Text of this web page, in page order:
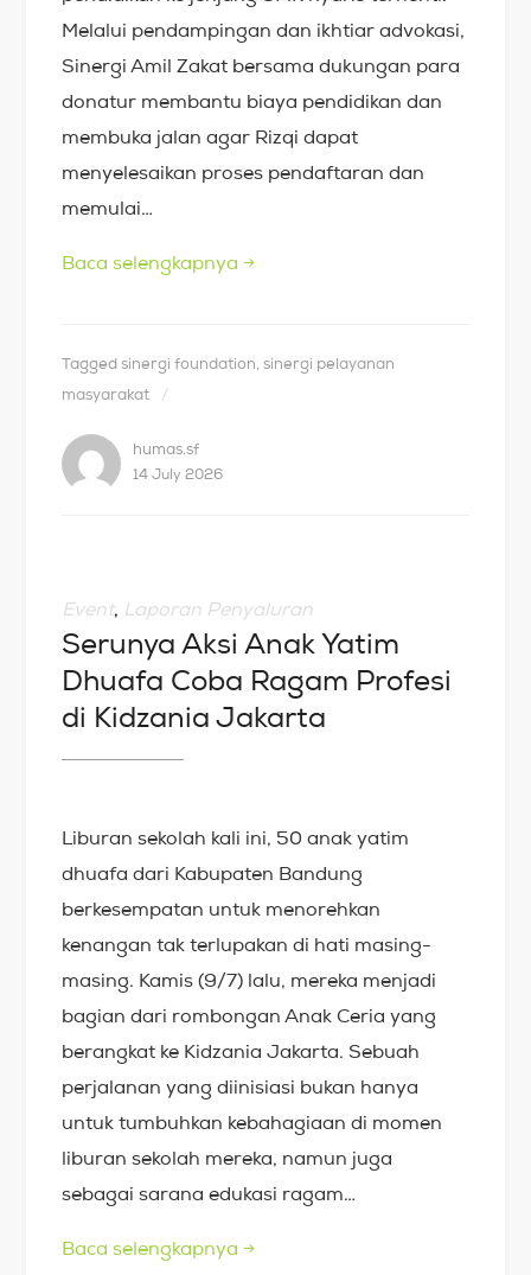
Melalui pendampingan dan ikhtiar advokasi,
Sinergi Amil Zakat bersama dukungan para
donatur membantu biaya pendidikan dan
membuka jalan agar Rizqi dapat
menyelesaikan proses pendaftaran dan
memulai…
Baca selengkapnya →
Taggedsinergi foundation,sinergi pelayanan
masyarakat
humas.sf
14 July 2026
Event, Laporan Penyaluran
Serunya Aksi Anak Yatim
Dhuafa Coba Ragam Profesi
di Kidzania Jakarta
Liburan sekolah kali ini, 50 anak yatim
dhuafa dari Kabupaten Bandung
berkesempatan untuk menorehkan
kenangan tak terlupakan di hati masing-
masing. Kamis (9/7) lalu, mereka menjadi
bagian dari rombongan Anak Ceria yang
berangkat ke Kidzania Jakarta. Sebuah
perjalanan yang diinisiasi bukan hanya
untuk tumbuhkan kebahagiaan di momen
liburan sekolah mereka, namun juga
sebagai sarana edukasi ragam…
Baca selengkapnya →